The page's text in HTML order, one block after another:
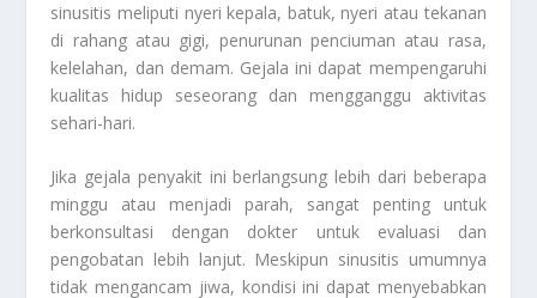
sinusitis meliputi nyeri kepala, batuk, nyeri atau tekanan
di rahang atau gigi, penurunan penciuman atau rasa,
kelelahan, dan demam. Gejala ini dapat mempengaruhi
kualitas hidup seseorang dan mengganggu aktivitas
sehari-hari.
Jika gejala penyakit ini berlangsung lebih dari beberapa
minggu atau menjadi parah, sangat penting untuk
berkonsultasi dengan dokter untuk evaluasi dan
pengobatan lebih lanjut. Meskipun sinusitis umumnya
tidak mengancam jiwa, kondisi ini dapat menyebabkan